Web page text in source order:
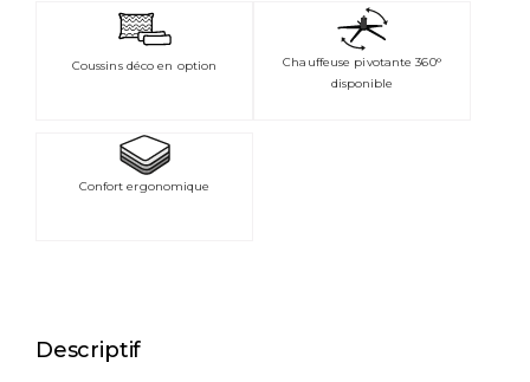
Coussins déco en option
Chauffeuse pivotante 360°
disponible
Confort ergonomique
Descriptif